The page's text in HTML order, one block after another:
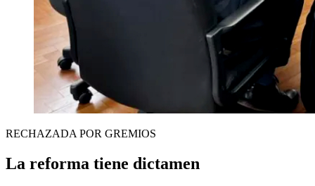
RECHAZADA POR GREMIOS
La reforma tiene dictamen